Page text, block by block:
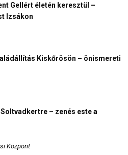
Gellért életén keresztül –
Izsákon
Kiskőrösön – önismereti
– zenés este a
Központ